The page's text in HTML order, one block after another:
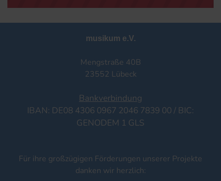
musikum e.V.
Mengstraße 40B
23552 Lübeck
Bankverbindung
IBAN: DE08 4306 0967 2046 7839 00 / BIC:
GENODEM 1 GLS
Für ihre großzügigen Förderungen unserer Projekte
danken wir herzlich: